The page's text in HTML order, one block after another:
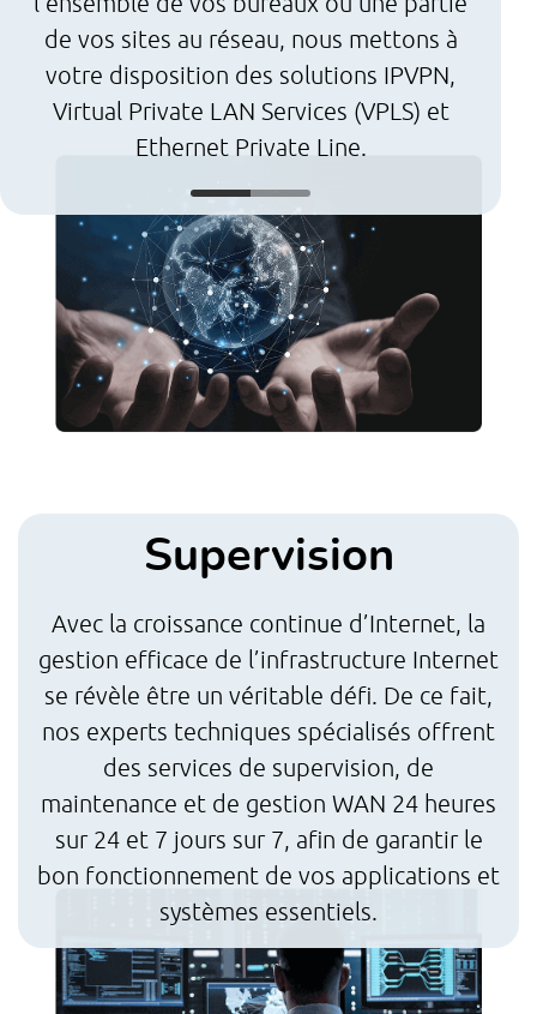
de vos sites au réseau, nous mettons à
votre disposition des solutions IPVPN,
Virtual Private LAN Services (VPLS) et
Ethernet Private Line.
Supervision
Avec la croissance continue d’Internet, la
gestion efficace de l’infrastructure Internet
se révèle être un véritable défi. De ce fait,
nos experts techniques spécialisés offrent
des services de supervision, de
maintenance et de gestion WAN 24 heures
sur 24 et 7 jours sur 7, afin de garantir le
bon fonctionnement de vos applications et
systèmes essentiels.